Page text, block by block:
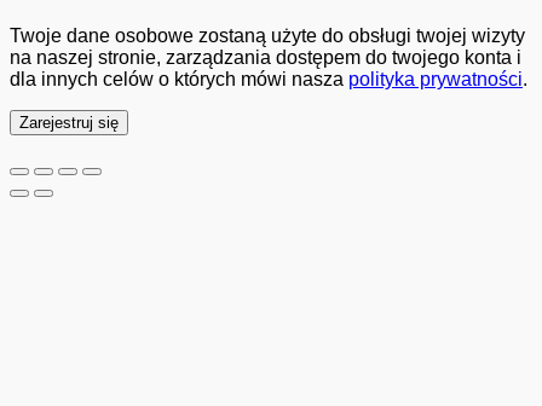
Twoje dane osobowe zostaną użyte do obsługi twojej wizyty
na naszej stronie, zarządzania dostępem do twojego konta i
dla innych celów o których mówi nasza polityka prywatności.
Zarejestruj się